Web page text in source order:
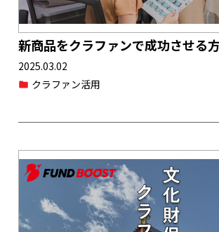
新商品をクラファンで成功させる
2025.03.02
クラファン活用